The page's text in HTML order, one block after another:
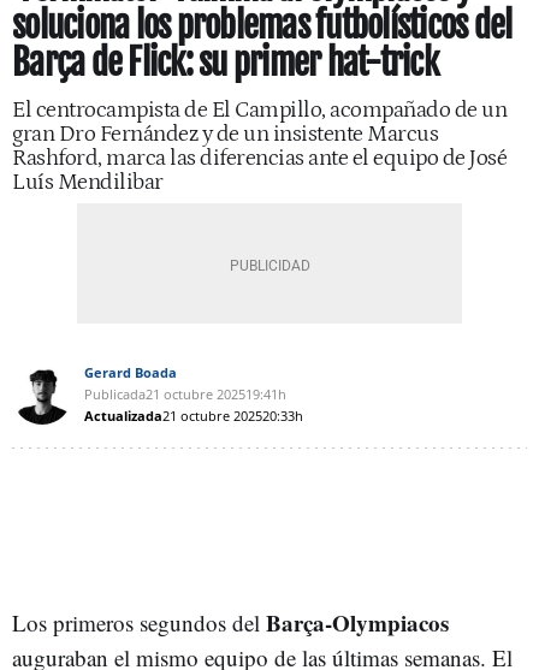
soluciona los problemas futbolísticos del
Barça de Flick: su primer hat-trick
El centrocampista de El Campillo, acompañado de un
gran Dro Fernández y de un insistente Marcus
Rashford, marca las diferencias ante el equipo de José
Luís Mendilibar
Gerard Boada
Publicada21 octubre 202519:41h
Actualizada21 octubre 202520:33h
Los primeros segundos del Barça-Olympiacos
auguraban el mismo equipo de las últimas semanas. El